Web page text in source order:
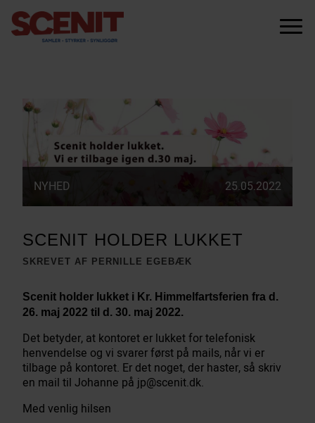
scenit.dk
Menu
NYHED 25.05.2022
SCENIT HOLDER LUKKET
SKREVET AF PERNILLE EGEBÆK
Scenit holder lukket i Kr. Himmelfartsferien fra d.
26. maj 2022 til d. 30. maj 2022.
Det betyder, at kontoret er lukket for telefonisk
henvendelse og vi svarer først på mails, når vi er
tilbage på kontoret. Er det noget, der haster, så skriv
en mail til Johanne på jp@scenit.dk.
Med venlig hilsen